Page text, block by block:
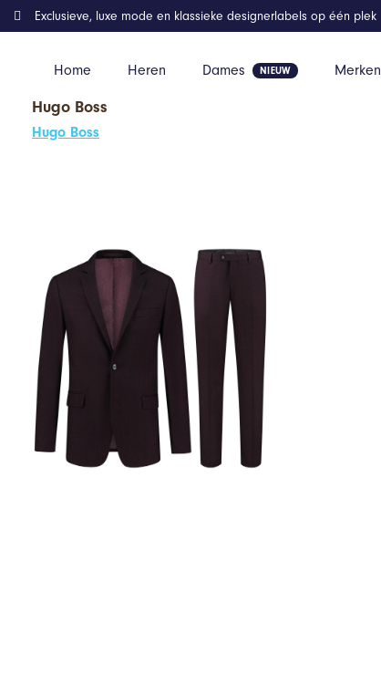
Home Heren Dames Merken
Exclusieve, luxe mode en klassieke designerlabels op één plek
Hugo Boss
Hugo Boss
Home Kleding